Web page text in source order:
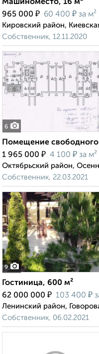
Машиноместо, 16 м²
965 000 ₽ 60 400 ₽ за м²
Кировский район,
Собственник, 12.11.2020
6
Помещение свободного
1 965 000 ₽ 4 100 ₽ за м²
Октябрьский район,
Собственник, 22.03.2021
9
Гостиница, 600 м²
62 000 000 ₽ 103 400 ₽
Ленинский район,
Собственник, 06.02.2021